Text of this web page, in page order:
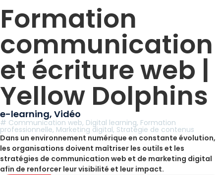
Formation
communication
et écriture web |
Yellow Dolphins
e-learning, Vidéo
# Communication web, Digital learning, Formation
professionnelle, Marketing digital, Stratégie de contenus
Dans un environnement numérique en constante évolution,
les organisations doivent maîtriser les outils et les
stratégies de communication web et de marketing digital
afin de renforcer leur visibilité et leur impact.